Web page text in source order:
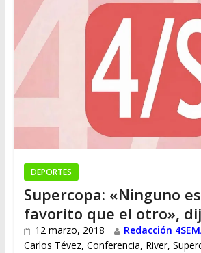
DEPORTES
Supercopa: «Ninguno
favorito que el otro»,
12 marzo, 2018 Redacción
Carlos Tévez, Conferencia, River,